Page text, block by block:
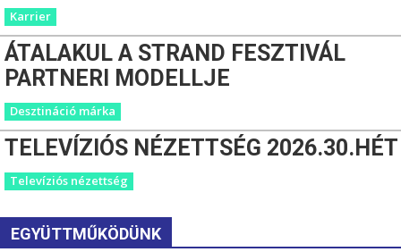
Karrier
ÁTALAKUL A STRAND FESZTIVÁL
PARTNERI MODELLJE
Desztináció márka
TELEVÍZIÓS NÉZETTSÉG 2026.30.HÉT
Televíziós nézettség
EGYÜTTMŰKÖDÜNK